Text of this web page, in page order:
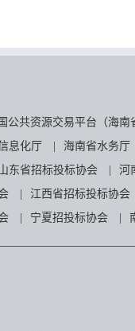
公共资源交易平台（海南
息化厅
海南省水务厅
东省招标投标协会
河
江西省招标投标协会
宁夏招投标协会